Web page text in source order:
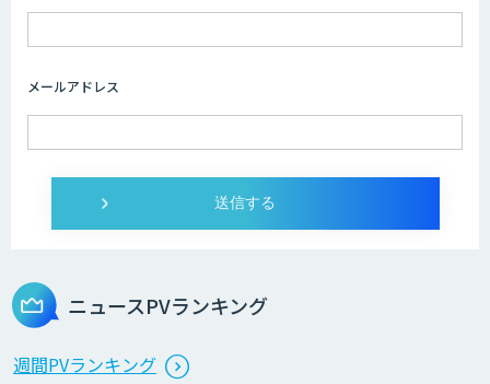
Wanderlust RAG コンシェルジュ
Dify開発支援
メールアドレス
ニュースPVランキング
週間PVランキング